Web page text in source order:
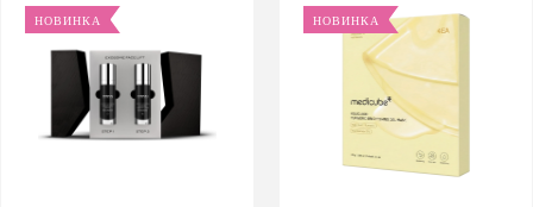
НОВИНКА НОВИНКА